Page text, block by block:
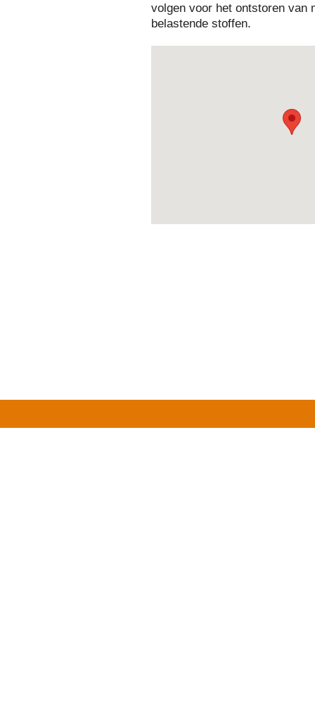
volgen voor het ontstoren van
belastende stoffen.